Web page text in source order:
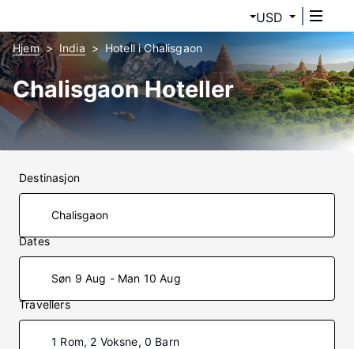
USD
Hjem India Hotell i Chalisgaon
Chalisgaon Hoteller
Destinasjon
Dates
Søn 9 Aug - Man 10 Aug
Travellers
1 Rom, 2 Voksne, 0 Barn